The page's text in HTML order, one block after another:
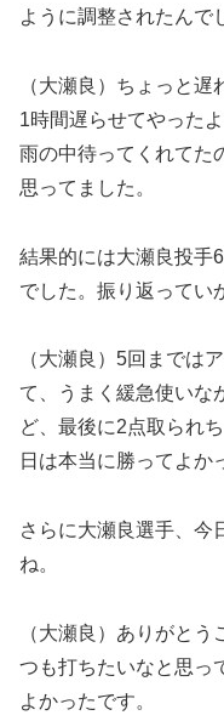
ように調整されたんで
（大瀬良）ちょっと
1時間遅らせてやった
雨の中待ってくれてた
思ってました。
結果的には大瀬良投手
でした。振り返ってい
（大瀬良）5回までは
て、うまく緩急使いな
ど、最後に2点取られ
日は本当に勝ってよか
さらに大瀬良選手、今
ね。
（大瀬良）ありがと
つも打ちたいなと思っ
よかったです。